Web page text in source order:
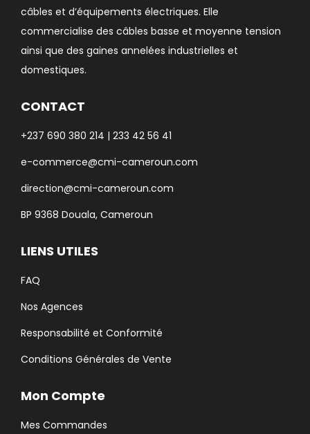
câbles et d’équipements électriques. Elle
commercialise des câbles basse et moyenne tension
ainsi que des gaines annelées industrielles et
domestiques.
CONTACT
+237 690 380 214 | 233 42 56 41
e-commerce@cmi-cameroun.com
direction@cmi-cameroun.com
BP 9368 Douala, Cameroun
LIENS UTILES
FAQ
Nos Agences
Responsabilité et Conformité
Conditions Générales de Vente
Mon Compte
Mes Commandes